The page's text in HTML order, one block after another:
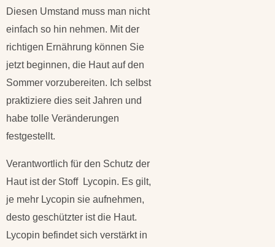
Diesen Umstand muss man nicht
einfach so hin nehmen. Mit der
richtigen Ernährung können Sie
jetzt beginnen, die Haut auf den
Sommer vorzubereiten. Ich selbst
praktiziere dies seit Jahren und
habe tolle Veränderungen
festgestellt.
Verantwortlich für den Schutz der
Haut ist der Stoff Lycopin. Es gilt,
je mehr Lycopin sie aufnehmen,
desto geschützter ist die Haut.
Lycopin befindet sich verstärkt in